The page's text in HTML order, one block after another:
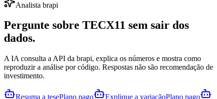
Analista brapi
Pergunte sobre TECX11 sem sair dos
dados.
A IA consulta a API da brapi, explica os números e mostra como
reproduzir a análise por código. Respostas não são recomendação de
investimento.
Resuma a tesePlano pago Explique a variaçãoPlano pago